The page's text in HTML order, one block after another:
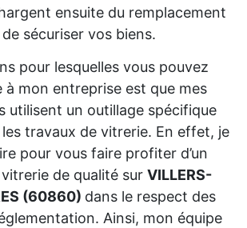
ensuite du remplacement
sécuriser vos biens.
pour lesquelles vous pouvez
mon entreprise est que mes
utilisent un outillage spécifique
travaux de vitrerie. En effet, je
pour vous faire profiter d’un
de qualité sur VILLERS-
(60860) dans le respect des
Ainsi, mon équipe